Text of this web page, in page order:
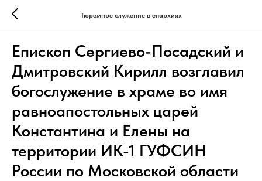
Тюремное служение в епархиях
Епископ Сергиево-Посадский и
Дмитровский Кирилл возглавил
богослужение в храме во имя
равноапостольных царей
Константина и Елены на
территории ИК-1 ГУФСИН
России по Московской области